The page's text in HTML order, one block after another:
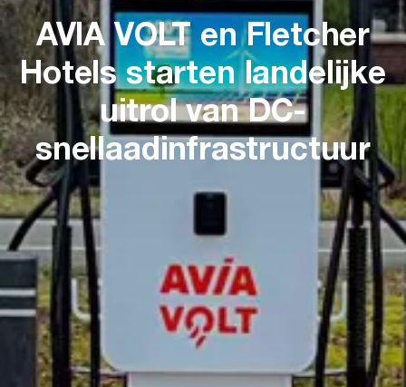
AVIA VOLT en Fletcher
Hotels starten landelijke
uitrol van DC-
snellaadinfrastructuur